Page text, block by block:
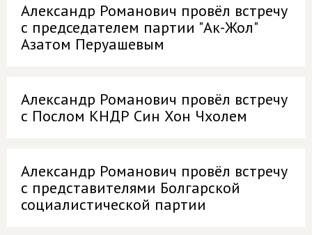
Александр Романович провёл встречу
с председателем партии "Ак-Жол"
Азатом Перуашевым
Александр Романович провёл встречу
с Послом КНДР Син Хон Чхолем
Александр Романович провёл встречу
с представителями Болгарской
социалистической партии